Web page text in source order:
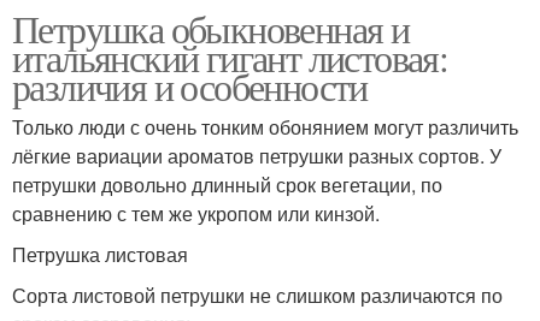
Петрушка обыкновенная и
итальянский гигант листовая:
различия и особенности
Только люди с очень тонким обонянием могут различить
лёгкие вариации ароматов петрушки разных сортов. У
петрушки довольно длинный срок вегетации, по
сравнению с тем же укропом или кинзой.
Петрушка листовая
Сорта листовой петрушки не слишком различаются по